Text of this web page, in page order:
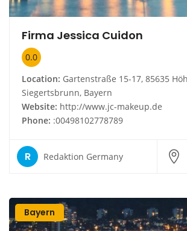
Firma Jessica Cuidon
0.0
Location: Gartenstraße 15-17, 85635
Siegertsbrunn, Bayern
Website: http://www.jc-makeup.de
Phone: :00498102778789
R Redaktion Germany
Bayern